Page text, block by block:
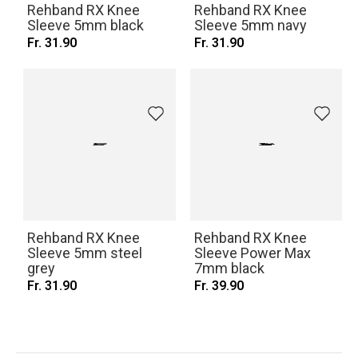
Rehband RX Knee
Sleeve 5mm black
Fr. 31.90
Rehband RX Knee
Sleeve 5mm navy
Fr. 31.90
Rehband RX Knee
Sleeve 5mm steel
grey
Fr. 31.90
Rehband RX Knee
Sleeve Power Max
7mm black
Fr. 39.90